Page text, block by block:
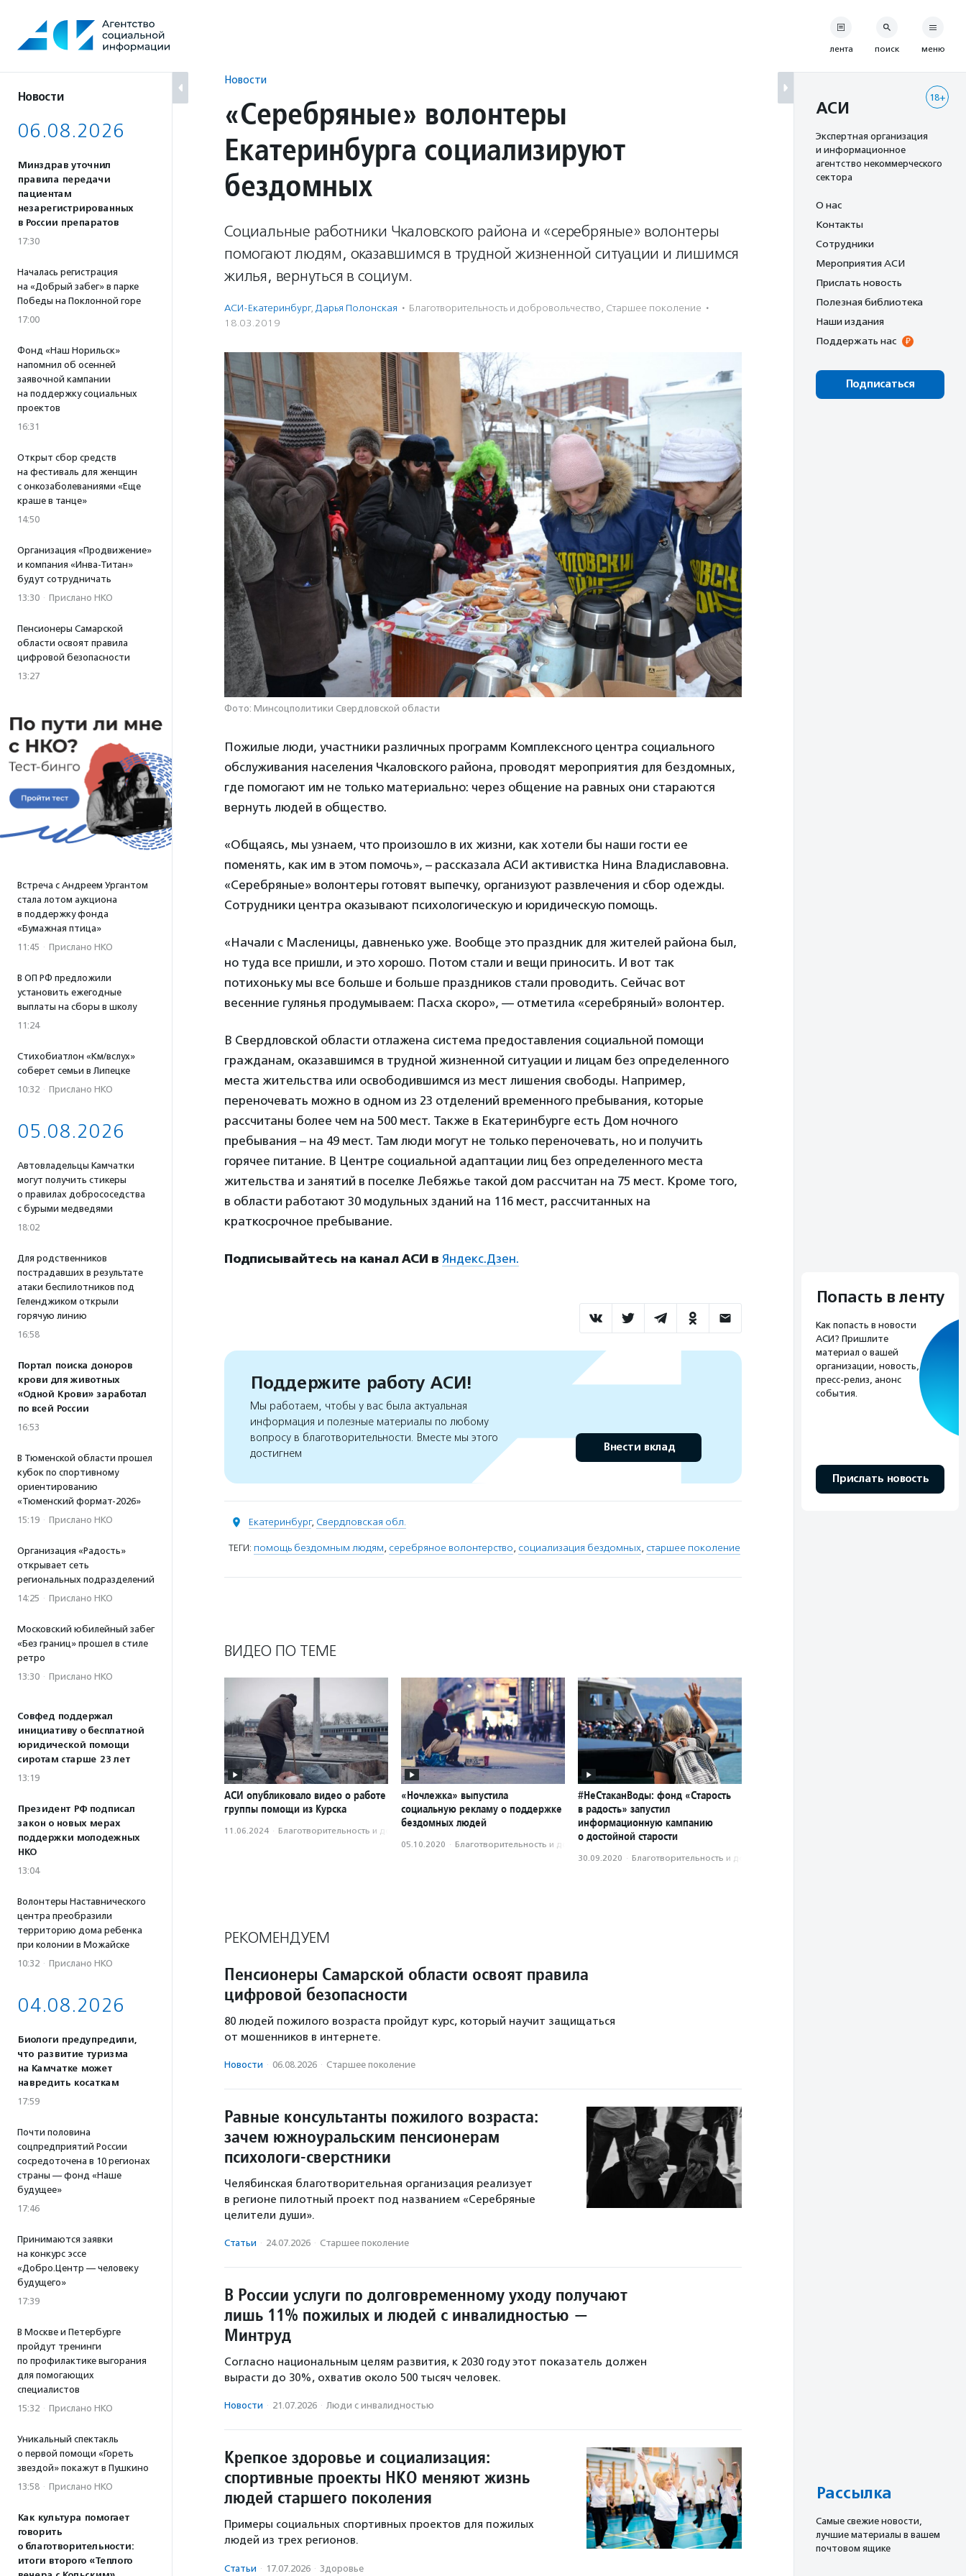
содержанию
Новости
06.08.2026
Минздрав уточнил
правила передачи
пациентам
незарегистрированных
в России препаратов
17:30
Началась регистрация
на «Добрый забег» в парке
Победы на Поклонной горе
17:00
Фонд «Наш Норильск»
напомнил об осенней
заявочной кампании
на поддержку социальных
проектов
16:31
Открыт сбор средств
на фестиваль для женщин
с онкозаболеваниями «Еще
краше в танце»
14:50
Организация «Продвижение»
и компания «Инва-Титан»
будут сотрудничать
13:30 · Прислано НКО
Пенсионеры Самарской
области освоят правила
цифровой безопасности
13:27
Встреча с Андреем Ургантом
стала лотом аукциона
в поддержку фонда
«Бумажная птица»
11:45 · Прислано НКО
В ОП РФ предложили
установить ежегодные
выплаты на сборы в школу
11:24
Стихобиатлон «Км/вслух»
соберет семьи в Липецке
10:32 · Прислано НКО
05.08.2026
Автовладельцы Камчатки
могут получить стикеры
о правилах добрососедства
с бурыми медведями
18:02
Для родственников
пострадавших в результате
атаки беспилотников под
Геленджиком открыли
горячую линию
16:58
Портал поиска доноров
крови для животных
«Одной Крови» заработал
по всей России
16:53
В Тюменской области прошел
кубок по спортивному
ориентированию
«Тюменский формат-2026»
15:19 · Прислано НКО
Организация «Радость»
открывает сеть
региональных подразделений
14:25 · Прислано НКО
Московский юбилейный забег
«Без границ» прошел в стиле
ретро
13:30 · Прислано НКО
Совфед поддержал
инициативу о бесплатной
юридической помощи
сиротам старше 23 лет
13:19
Президент РФ подписал
закон о новых мерах
поддержки молодежных
НКО
13:04
Волонтеры Наставнического
центра преобразили
территорию дома ребенка
при колонии в Можайске
10:32 · Прислано НКО
04.08.2026
Биологи предупредили,
что развитие туризма
на Камчатке может
навредить косаткам
17:59
Почти половина
соцпредприятий России
сосредоточена в 10 регионах
страны — фонд «Наше
будущее»
17:46
Принимаются заявки
на конкурс эссе
«Добро.Центр — человеку
будущего»
17:39
В Москве и Петербурге
пройдут тренинги
по профилактике выгорания
для помогающих
специалистов
15:32 · Прислано НКО
Уникальный спектакль
о первой помощи «Гореть
звездой» покажут в Пушкино
13:58 · Прислано НКО
Как культура помогает
говорить
о благотворительности:
итоги второго «Теплого
Новости
«Серебряные» волонтеры
Екатеринбурга социализируют
бездомных
Социальные работники Чкаловского района и «серебряные» волонтеры
помогают людям, оказавшимся в трудной жизненной ситуации и лишимся
жилья, вернуться в социум.
АСИ-Екатеринбург, Дарья Полонская · Благотвори­тель­ность и доброволь­чест­во, Старшее поколение ·
18.03.2019
Фото: Минсоцполитики Свердловской области
Пожилые люди, участники различных программ Комплексного центра социального
обслуживания населения Чкаловского района, проводят мероприятия для бездомных,
где помогают им не только материально: через общение на равных они стараются
вернуть людей в общество.
«Общаясь, мы узнаем, что произошло в их жизни, как хотели бы наши гости ее
поменять, как им в этом помочь», – рассказала АСИ активистка Нина Владиславовна.
«Серебряные» волонтеры готовят выпечку, организуют развлечения и сбор одежды.
Сотрудники центра оказывают психологическую и юридическую помощь.
«Начали с Масленицы, давненько уже. Вообще это праздник для жителей района был,
но туда все пришли, и это хорошо. Потом стали и вещи приносить. И вот так
потихоньку мы все больше и больше праздников стали проводить. Сейчас вот
весенние гулянья продумываем: Пасха скоро», — отметила «серебряный» волонтер.
В Свердловской области отлажена система предоставления социальной помощи
гражданам, оказавшимся в трудной жизненной ситуации и лицам без определенного
места жительства или освободившимся из мест лишения свободы. Например,
переночевать можно в одном из 23 отделений временного пребывания, которые
рассчитаны более чем на 500 мест. Также в Екатеринбурге есть Дом ночного
пребывания – на 49 мест. Там люди могут не только переночевать, но и получить
горячее питание. В Центре социальной адаптации лиц без определенного места
жительства и занятий в поселке Лебяжье такой дом рассчитан на 75 мест. Кроме того,
в области работают 30 модульных зданий на 116 мест, рассчитанных на
краткосрочное пребывание.
Подписывайтесь на канал АСИ в Яндекс.Дзен.
Поддержите работу АСИ!
Мы работаем, чтобы у вас была актуальная
информация и полезные материалы по любому
вопросу в благотворительности. Вместе мы этого
достигнем
Внести вклад
Екатеринбург, Свердловская обл.
ТЕГИ: помощь бездомным людям, серебряное волонтерство, социализация бездомных, старшее поколение
ВИДЕО ПО ТЕМЕ
АСИ опубликовало видео о работе
группы помощи из Курска
11.06.2024 · Благотвори­тель­ность и доброволь­чест­во
«Ночлежка» выпустила
социальную рекламу о поддержке
бездомных людей
05.10.2020 · Благотвори­тель­ность и доброволь­чест­во
#НеСтаканВоды: фонд «Старость
в радость» запустил
информационную кампанию
о достойной старости
30.09.2020 · Благотвори­тель­ность и доброволь­чест­во
РЕКОМЕНДУЕМ
Пенсионеры Самарской области освоят правила
цифровой безопасности
80 людей пожилого возраста пройдут курс, который научит защищаться
от мошенников в интернете.
Новости · 06.08.2026 · Старшее поколение
Равные консультанты пожилого возраста:
зачем южноуральским пенсионерам
психологи-сверстники
Челябинская благотворительная организация реализует
в регионе пилотный проект под названием «Серебряные
целители души».
Статьи · 24.07.2026 · Старшее поколение
В России услуги по долговременному уходу получают
лишь 11% пожилых и людей с инвалидностью —
Минтруд
Согласно национальным целям развития, к 2030 году этот показатель должен
вырасти до 30%, охватив около 500 тысяч человек.
Новости · 21.07.2026 · Люди с инвалидностью
Крепкое здоровье и социализация:
спортивные проекты НКО меняют жизнь
людей старшего поколения
Примеры социальных спортивных проектов для пожилых
людей из трех регионов.
Статьи · 17.07.2026 · Здоровье
лента поиск меню
18+
АСИ
Экспертная организация
и информационное
агентство некоммерческого
сектора
О нас
Контакты
Сотрудники
Мероприятия АСИ
Прислать новость
Полезная библиотека
Наши издания
Поддержать нас
Подписаться
Попасть в ленту
Как попасть в новости
АСИ? Пришлите
материал о вашей
организации, новость,
пресс-релиз, анонс
события.
Прислать новость
Рассылка
Cамые свежие новости,
лучшие материалы в вашем
почтовом ящике